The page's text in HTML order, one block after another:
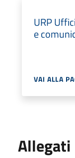
URP
e
VAI ALLA
Allegati